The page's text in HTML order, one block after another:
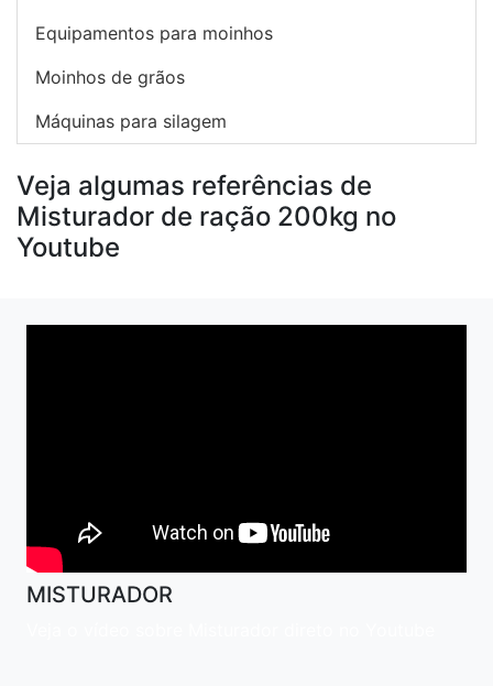
Equipamentos para moinhos
Moinhos de grãos
Máquinas para silagem
Veja algumas referências de
Misturador de ração 200kg no
Youtube
MISTURADOR